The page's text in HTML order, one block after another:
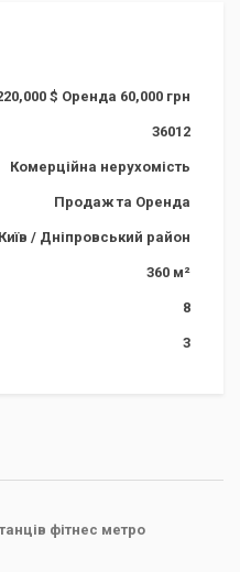
$ Оренда 60,000 грн
36012
Комерційна нерухомість
Продаж та Оренда
Київ / Дніпровський район
360 м²
8
3
фітнес метро